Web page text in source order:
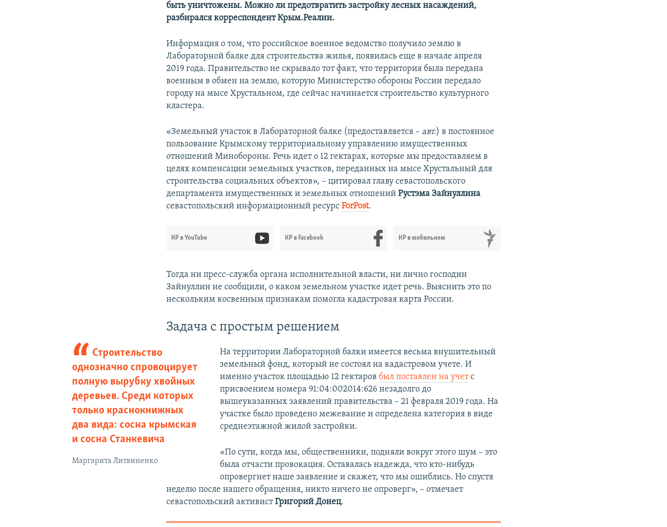
быть уничтожены. Можно ли предотвратить застройку лесных насаждений,
разбирался корреспондент Крым.Реалии.
Информация о том, что российское военное ведомство получило землю в
Лабораторной балке для строительства жилья, появилась еще в начале апреля
2019 года. Правительство не скрывало тот факт, что территория была передана
военным в обмен на землю, которую Министерство обороны России передало
городу на мысе Хрустальном, где сейчас начинается строительство культурного
кластера.
«Земельный участок в Лабораторной балке (предоставляется – авт.) в постоянное
пользование Крымскому территориальному управлению имущественных
отношений Минобороны. Речь идет о 12 гектарах, которые мы предоставляем в
целях компенсации земельных участков, переданных на мысе Хрустальный для
строительства социальных объектов», – цитировал главу севастопольского
департамента имущественных и земельных отношенийРустэма Зайнуллина
севастопольский информационный ресурсForPost.
КР в YouTube КР в Facebook КР в мобильном
Тогда ни пресс-служба органа исполнительной власти, ни лично господин
Зайнуллин не сообщили, о каком земельном участке идет речь. Выяснить это по
нескольким косвенным признакам помогла кадастровая карта России.
Задача с простым решением
Строительство
однозначно спровоцирует
полную вырубку хвойных
деревьев. Среди которых
только краснокнижных
два вида: сосна крымская
и сосна Станкевича
Маргарита Литвиненко
На территории Лабораторной балки имеется весьма внушительный
земельный фонд, который не состоял на кадастровом учете. И
именно участок площадью 12 гектаров был поставлен на учетс
присвоением номера 91:04:002014:626 незадолго до
вышеуказанных заявлений правительства – 21 февраля 2019 года. На
участке было проведено межевание и определена категория в виде
среднеэтажной жилой застройки.
«По сути, когда мы, общественники, подняли вокруг этого шум – это
была отчасти провокация. Оставалась надежда, что кто-нибудь
опровергнет наше заявление и скажет, что мы ошиблись. Но спустя
неделю после нашего обращения, никто ничего не опроверг», – отмечает
севастопольский активистГригорий Донец.